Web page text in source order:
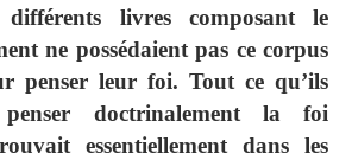
différents livres composant le
ne possédaient pas ce corpus
penser leur foi. Tout ce qu’ils
doctrinalement la foi
essentiellement dans les